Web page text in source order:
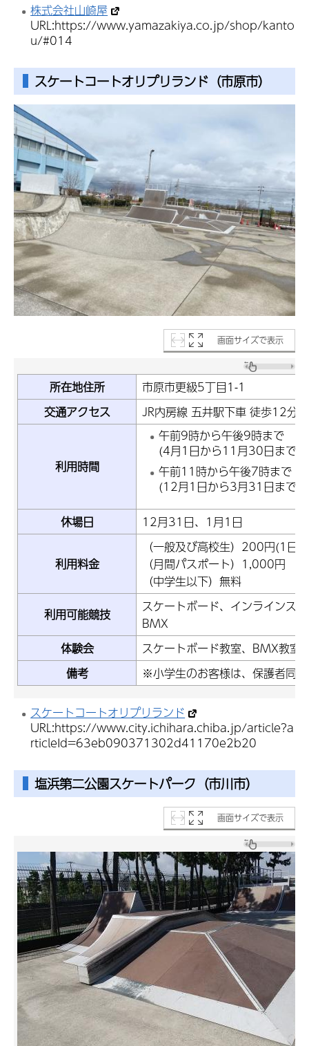
株式会社山崎屋
URL:https://www.yamazakiya.co.jp/shop/kanto
u/#014
スケートコートオリプリランド（市原市）
画面サイズで表示
所在地住所
市原市更級5丁目1-1
交通アクセス
JR内房線 五井駅下車 徒歩12分
利用時間
午前9時から午後9時まで
(4月1日から11月30日まで)
午前11時から午後7時まで
(12月1日から3月31日まで)
休場日 12月31日、1月1日
利用料金
（一般及び高校生）200円(1日)
（月間パスポート）1,000円
（中学生以下）無料
利用可能競技
スケートボード、インラインス
BMX
体験会
スケートボード教室、BMX教室
備考
※小学生のお客様は、保護者同伴
スケートコートオリプリランド
URL:https://www.city.ichihara.chiba.jp/article?a
rticleId=63eb090371302d41170e2b20
塩浜第二公園スケートパーク（市川市）
画面サイズで表示